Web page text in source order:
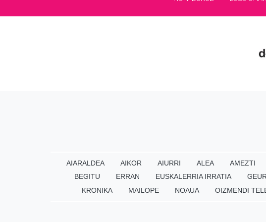
AIARALDEA AIKOR AIURRI ALEA AMEZTI
BEGITU
ERRAN EUSKALERRIA IRRATIA
KRONIKA
MAILOPE NOAUA OIZMENDI